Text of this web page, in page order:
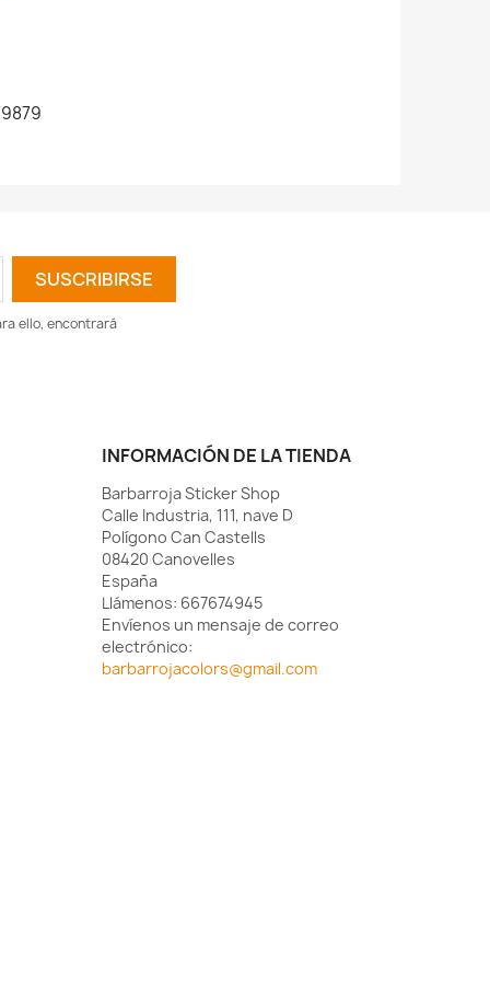
ello, encontrará
INFORMACIÓN DE LA TIENDA
Barbarroja Sticker Shop
Calle Industria, 111, nave D
Polígono Can Castells
08420 Canovelles
España
Llámenos: 667674945
Envíenos un mensaje de correo
electrónico:
barbarrojacolors@gmail.com